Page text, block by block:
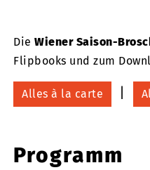
DieWiener Saison-
Flipbooks und zum
Alles à la carte
Programm